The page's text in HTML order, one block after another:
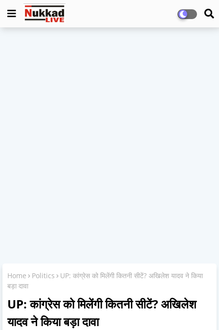
Home Politics
UP: कांग्रेस को मिलेंगी कितनी सीटें? अखिलेश यादव ने किया
बड़ा दावा
UP: कांग्रेस को मिलेंगी कितनी सीटें? अखिलेश
यादव ने किया बड़ा दावा